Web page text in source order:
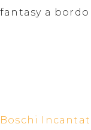
fantasy a
Boschi